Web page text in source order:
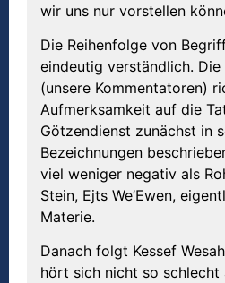
wir uns nur vorstellen
Die Reihenfolge von
eindeutig verständlich. Die
(unsere Kommentatoren)
Aufmerksamkeit auf die
Götzendienst zunächst in
Bezeichnungen
viel weniger negativ als
Stein, Ejts We’Ewen,
Materie.
Danach folgt Kessef
hört sich nicht so schlecht